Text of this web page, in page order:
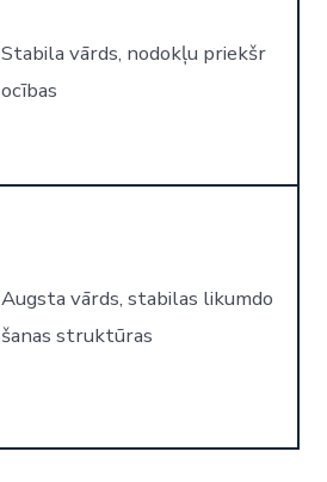
Stabila vārds, nodokļu priekšr
ocības
Augsta vārds, stabilas likumdo
šanas struktūras